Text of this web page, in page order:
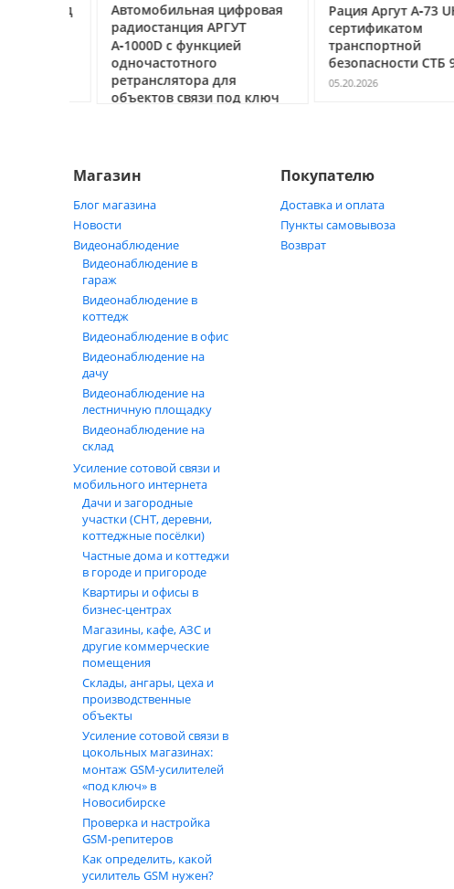
Автомобильная цифровая
радиостанция АРГУТ
А‑1000D с функцией
одночастотного
ретранслятора для
объектов связи под ключ
Рация Аргут А‑73 UHF с
сертификатом
транспортной
безопасности СТБ 969
05.20.2026
Магазин
Блог магазина
Новости
Видеонаблюдение
Видеонаблюдение в
гараж
Видеонаблюдение в
коттедж
Видеонаблюдение в офис
Видеонаблюдение на
дачу
Видеонаблюдение на
лестничную площадку
Видеонаблюдение на
склад
Усиление сотовой связи и
мобильного интернета
Дачи и загородные
участки (СНТ, деревни,
коттеджные посёлки)
Частные дома и коттеджи
в городе и пригороде
Квартиры и офисы в
бизнес‑центрах
Магазины, кафе, АЗС и
другие коммерческие
помещения
Склады, ангары, цеха и
производственные
объекты
Усиление сотовой связи в
цокольных магазинах:
монтаж GSM‑усилителей
«под ключ» в
Новосибирске
Проверка и настройка
GSM-репитеров
Как определить, какой
усилитель GSM нужен?
Покупателю
Доставка и оплата
Пункты самовывоза
Возврат